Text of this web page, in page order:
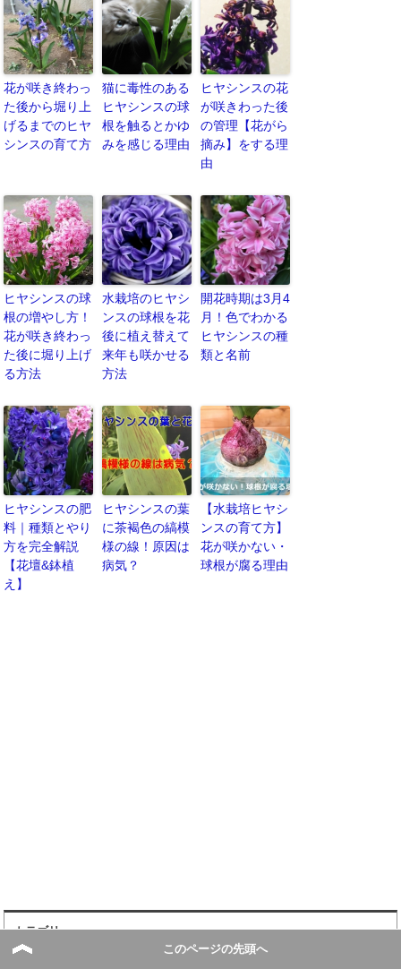
花が咲き終わっ
た後から堀り上
げるまでのヒヤ
シンスの育て方
猫に毒性のある
ヒヤシンスの球
根を触るとかゆ
みを感じる理由
ヒヤシンスの花
が咲きわった後
の管理【花がら
摘み】をする理
由
ヒヤシンスの球
根の増やし方！
花が咲き終わっ
た後に堀り上げ
る方法
水栽培のヒヤシ
ンスの球根を花
後に植え替えて
来年も咲かせる
方法
開花時期は3月4
月！色でわかる
ヒヤシンスの種
類と名前
ヒヤシンスの肥
料｜種類とやり
方を完全解説
【花壇&鉢植
え】
ヒヤシンスの葉
に茶褐色の縞模
様の線！原因は
病気？
【水栽培ヒヤシ
ンスの育て方】
花が咲かない・
球根が腐る理由
カテゴリー
このページの先頭へ